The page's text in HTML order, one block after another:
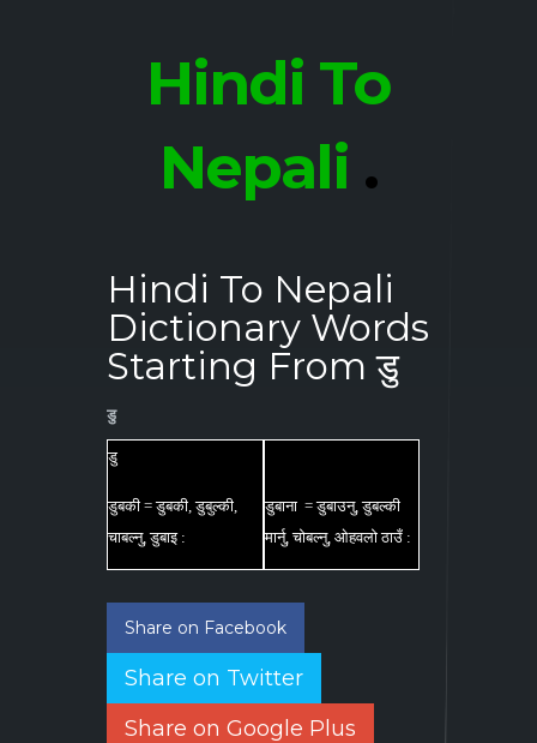
Hindi To
Nepali .
Hindi To Nepali
Dictionary Words
Starting From डु
डु
डु
डुबकी = डुबकी, डुबुल्की,
चाबल्नु, डुबाइ :
डुबाना = डुबाउनु, डुबल्की
मार्नु, चोबल्नु, ओहवलो ठाउँ :
Share on Facebook
Share on Twitter
Share on Google Plus